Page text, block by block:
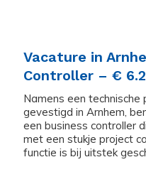
Vacature in
Controller – €
Namens een technische
gevestigd in Arnhem,
een business controller
met een stukje project
functie is bij uitstek